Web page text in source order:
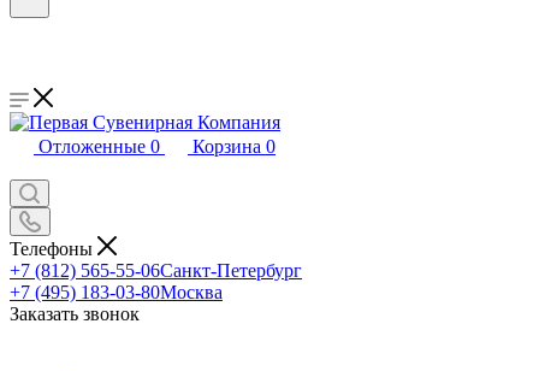
Отложенные 0 Корзина 0
Телефоны
+7 (812) 565-55-06Санкт-Петербург
+7 (495) 183-03-80Москва
Заказать звонок